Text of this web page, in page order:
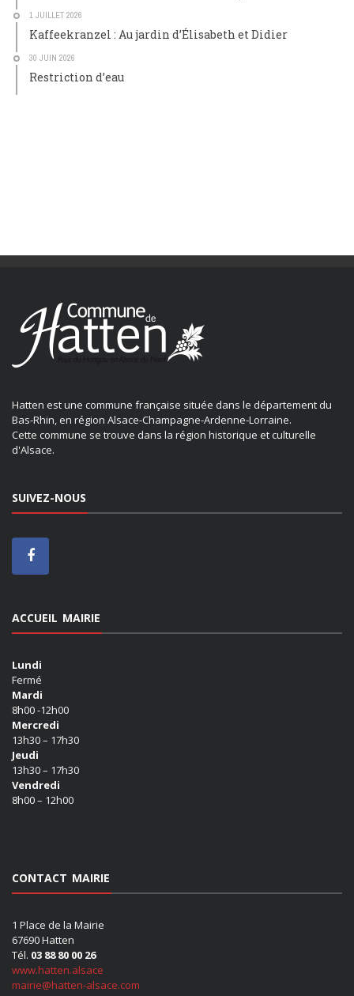
1 JUILLET 2026
Kaffeekranzel : Au jardin d’Élisabeth et Didier
30 JUIN 2026
Restriction d’eau
Hatten est une commune française située dans le département du
Bas-Rhin, en région Alsace-Champagne-Ardenne-Lorraine.
Cette commune se trouve dans la région historique et culturelle
d'Alsace.
SUIVEZ-NOUS
ACCUEIL MAIRIE
Lundi
Fermé
Mardi
8h00 -12h00
Mercredi
13h30 – 17h30
Jeudi
13h30 – 17h30
Vendredi
8h00 – 12h00
CONTACT MAIRIE
1 Place de la Mairie
67690 Hatten
Tél. 03 88 80 00 26
www.hatten.alsace
mairie@hatten-alsace.com